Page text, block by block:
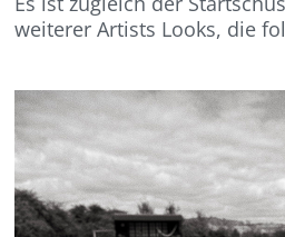
weiterer Artists Looks, die